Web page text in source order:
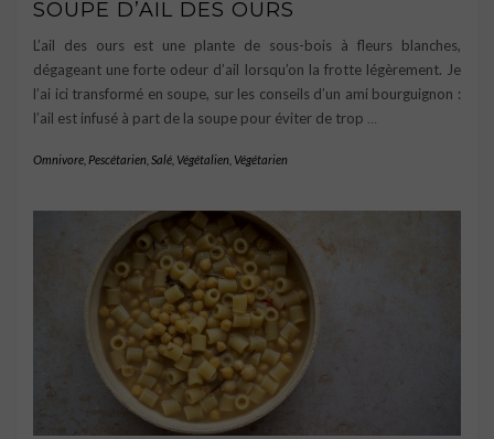
SOUPE D’AIL DES OURS
L’ail des ours est une plante de sous-bois à fleurs blanches,
dégageant une forte odeur d’ail lorsqu’on la frotte légèrement. Je
l’ai ici transformé en soupe, sur les conseils d’un ami bourguignon :
l’ail est infusé à part de la soupe pour éviter de trop …
Omnivore Pescétarien Salé Végétalien Végétarien